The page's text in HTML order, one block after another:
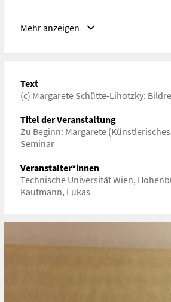
Architekturgeschichte,
Mehr anzeigen
Text
(c) Margarete Schütte-Lihotzky:
Titel der Veranstaltung
Zu Beginn: Margarete
Seminar
Veranstalter*innen
Technische Universität Wien,
Kaufmann, Lukas